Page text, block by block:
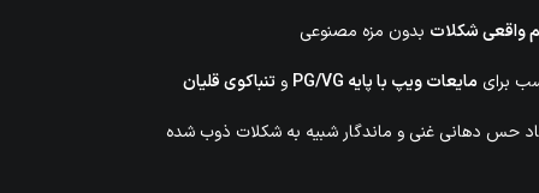
واقعی شکلات بدون مزه مصنوعی
برای مایعات ویپ با پایه PG/VG و تنباکوی قلیان
حس دهانی غنی و ماندگار شبیه به شکلات ذوب شده